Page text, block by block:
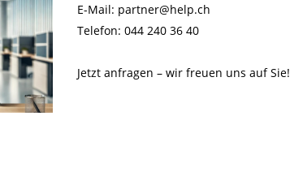
E-Mail: partner@help.ch
Telefon: 044 240 36 40
Jetzt anfragen – wir freuen uns auf Sie!